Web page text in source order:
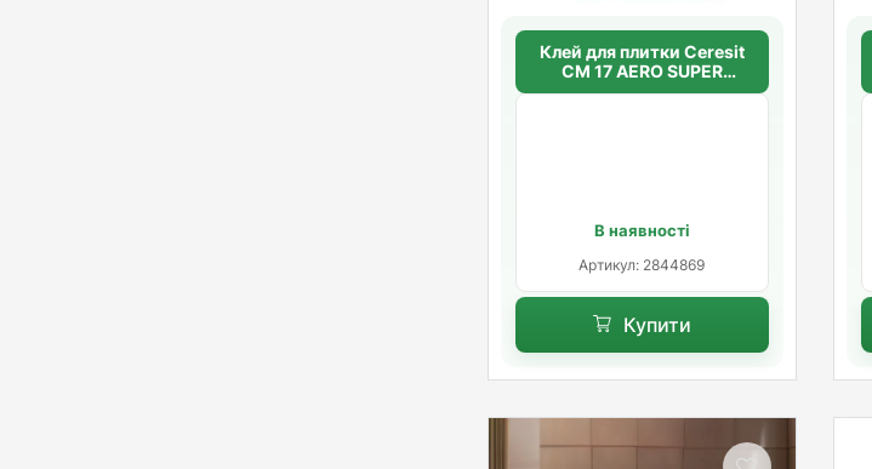
Клей для плитки Ceresit
CM 17 AERO SUPER
FLEXIBLE
В наявності
Артикул: 2844869
Купити